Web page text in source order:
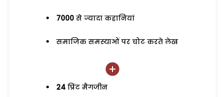
7000 से ज्यादा कहानियां
समाजिक समस्याओं पर चोट करते लेख
24 प्रिंट मैगजीन